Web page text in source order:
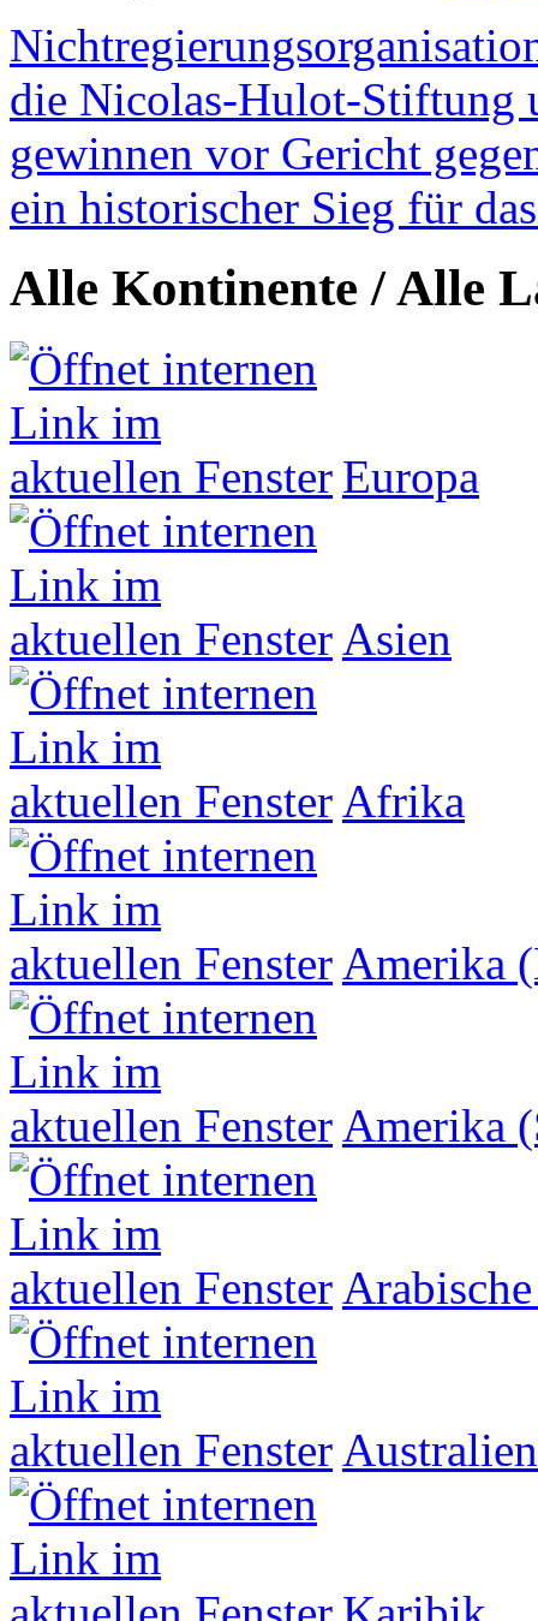
die Nicolas-Hulot-Stiftung
gewinnen vor Gericht
ein historischer Sieg für
Alle Kontinente / Alle
Europa
Asien
Afrika
Amerika
Amerika
Australien